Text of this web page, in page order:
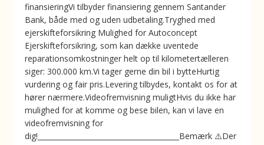
finansieringVi tilbyder finansiering gennem Santander
Bank, både med og uden udbetaling.Tryghed med
ejerskifteforsikring ️Mulighed for Autoconcept
Ejerskifteforsikring, som kan dække uventede
reparationsomkostninger helt op til kilometertælleren
siger: 300.000 km.Vi tager gerne din bil i bytteHurtig
vurdering og fair pris.Levering tilbydes, kontakt os for at
hører nærmere.Videofremvisning muligtHvis du ikke har
mulighed for at komme og bese bilen, kan vi lave en
videofremvisning for
dig!________________________________________Bemærk ⚠️Der